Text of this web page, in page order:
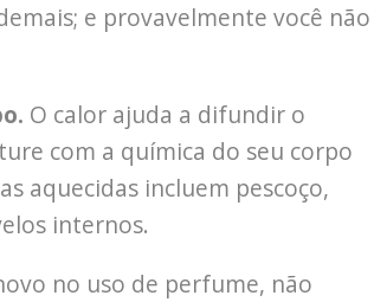
e provavelmente você não
O calor ajuda a difundir o
com a química do seu corpo
aquecidas incluem pescoço,
internos.
no uso de perfume, não